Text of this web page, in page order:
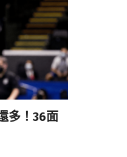
多！36面